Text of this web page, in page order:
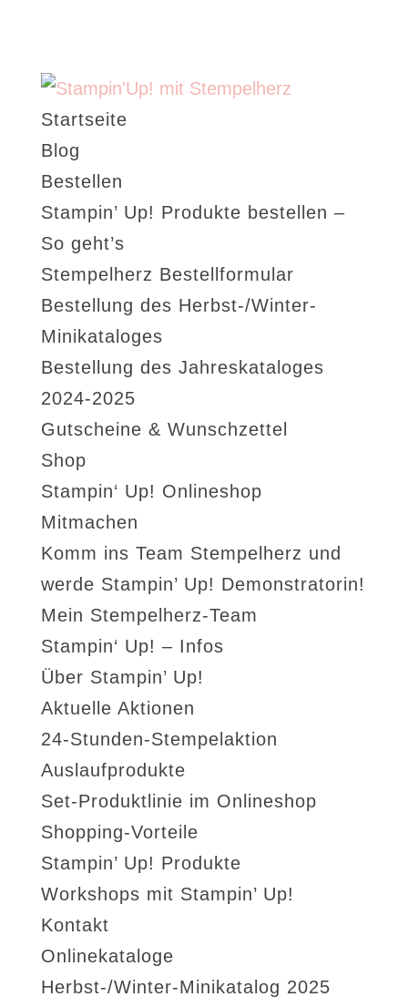
Startseite
Blog
Bestellen
Stampin’ Up! Produkte bestellen –
So geht’s
Stempelherz Bestellformular
Bestellung des Herbst-/Winter-
Minikataloges
Bestellung des Jahreskataloges
2024-2025
Gutscheine & Wunschzettel
Shop
Stampin‘ Up! Onlineshop
Mitmachen
Komm ins Team Stempelherz und
werde Stampin’ Up! Demonstratorin!
Mein Stempelherz-Team
Stampin‘ Up! – Infos
Über Stampin’ Up!
Aktuelle Aktionen
24-Stunden-Stempelaktion
Auslaufprodukte
Set-Produktlinie im Onlineshop
Shopping-Vorteile
Stampin’ Up! Produkte
Workshops mit Stampin’ Up!
Kontakt
Onlinekataloge
Herbst-/Winter-Minikatalog 2025